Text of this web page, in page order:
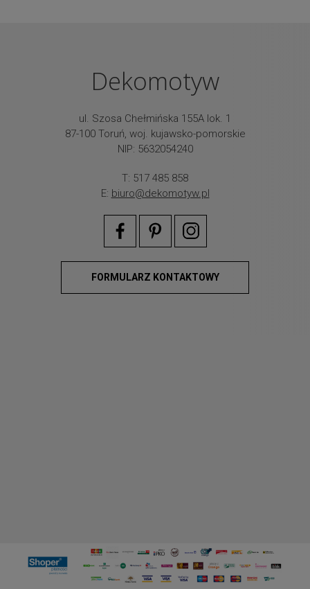
Dekomotyw
ul. Szosa Chełmińska 155A lok. 1
87-100 Toruń, woj. kujawsko-pomorskie
NIP: 5632054240
T: 517 485 858
E: biuro@dekomotyw.pl
FORMULARZ KONTAKTOWY